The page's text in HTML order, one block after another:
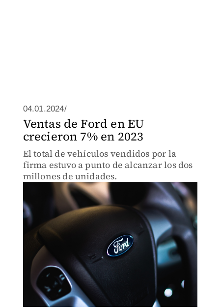
04.01.2024/
Ventas de Ford en EU
crecieron 7% en 2023
El total de vehículos vendidos por la
firma estuvo a punto de alcanzar los dos
millones de unidades.